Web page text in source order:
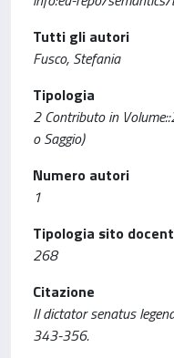
Tutti gli autori
Fusco, Stefania
Tipologia
2 Contributo in
o Saggio)
Numero autori
1
Tipologia sito
268
Citazione
Il dictator senatus
343-356.